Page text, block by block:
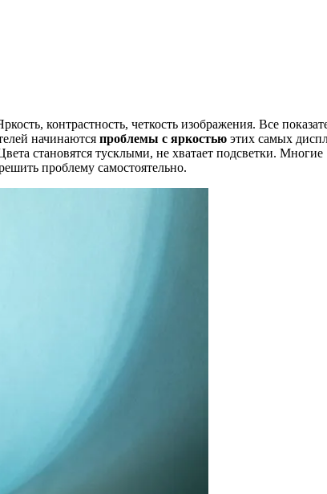
контрастность, четкость изображения. Все
начинаются проблемы с яркостью этих самых
становятся тусклыми, не хватает подсветки. Многие
проблему самостоятельно.